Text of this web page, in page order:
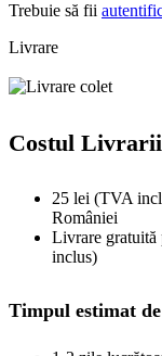
Trebuie să fii
Livrare
Costul Livrarii
25 lei (TVA
României
Livrare gratuită
inclus)
Timpul estimat